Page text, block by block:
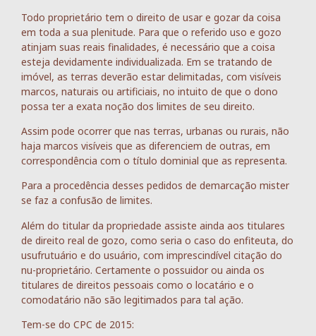
Todo proprietário tem o direito de usar e gozar da coisa
em toda a sua plenitude. Para que o referido uso e gozo
atinjam suas reais finalidades, é necessário que a coisa
esteja devidamente individualizada. Em se tratando de
imóvel, as terras deverão estar delimitadas, com visíveis
marcos, naturais ou artificiais, no intuito de que o dono
possa ter a exata noção dos limites de seu direito.
Assim pode ocorrer que nas terras, urbanas ou rurais, não
haja marcos visíveis que as diferenciem de outras, em
correspondência com o título dominial que as representa.
Para a procedência desses pedidos de demarcação mister
se faz a confusão de limites.
Além do titular da propriedade assiste ainda aos titulares
de direito real de gozo, como seria o caso do enfiteuta, do
usufrutuário e do usuário, com imprescindível citação do
nu-proprietário. Certamente o possuidor ou ainda os
titulares de direitos pessoais como o locatário e o
comodatário não são legitimados para tal ação.
Tem-se do CPC de 2015: